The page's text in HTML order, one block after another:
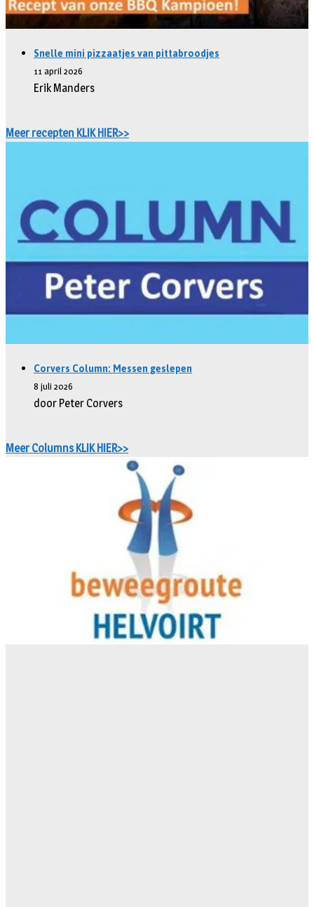
Snelle mini pizzaatjes van pittabroodjes
11 april 2026
Erik Manders
Meer recepten KLIK HIER>>
Corvers Column: Messen geslepen
8 juli 2026
door Peter Corvers
Meer Columns KLIK HIER>>